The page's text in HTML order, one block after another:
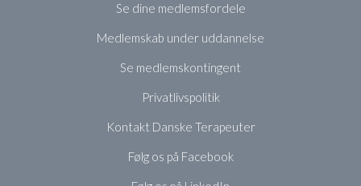
Se dine medlemsfordele
Medlemskab under uddannelse
Se medlemskontingent
Privatlivspolitik
Kontakt Danske Terapeuter
Følg os på Facebook